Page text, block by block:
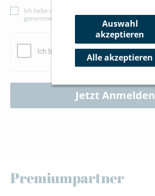
Ich habe die Informationen zum
genommen und bin damit einverstanden.*
Jetzt Anmelden
Premiumpartner
Auswahl
akzeptieren
Alle akzeptieren